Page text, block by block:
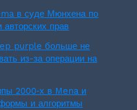
в суде Мюнхена по
прав
purple больше не
из-за операции на
2000‑х в Mena и
и алгоритмы